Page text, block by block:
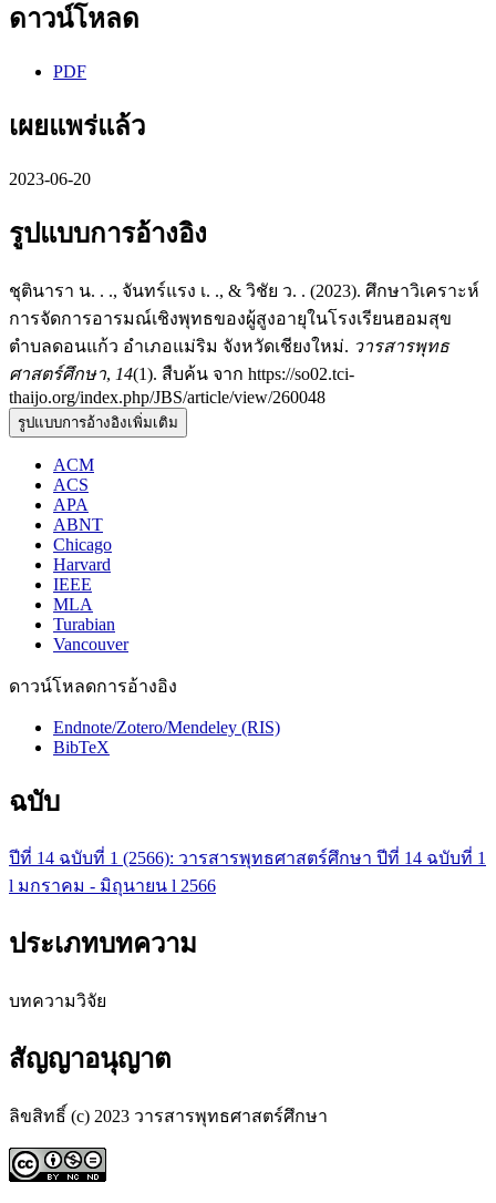
ดาวน์โหลด
PDF
เผยแพร่แล้ว
2023-06-20
รูปแบบการอ้างอิง
ชุตินารา น. . ., จันทร์แรง เ. ., & วิชัย ว. . (2023). ศึกษาวิเคราะห์
การจัดการอารมณ์เชิงพุทธของผู้สูงอายุในโรงเรียนฮอมสุข
ตำบลดอนแก้ว อำเภอแม่ริม จังหวัดเชียงใหม่. วารสารพุทธ
ศาสตร์ศึกษา, 14(1). สืบค้น จาก https://so02.tci-
thaijo.org/index.php/JBS/article/view/260048
รูปแบบการอ้างอิงเพิ่มเติม
ACM
ACS
APA
ABNT
Chicago
Harvard
IEEE
MLA
Turabian
Vancouver
ดาวน์โหลดการอ้างอิง
Endnote/Zotero/Mendeley (RIS)
BibTeX
ฉบับ
ปีที่ 14 ฉบับที่ 1 (2566): วารสารพุทธศาสตร์ศึกษา ปีที่ 14 ฉบับที่ 1
l มกราคม - มิถุนายน l 2566
ประเภทบทความ
บทความวิจัย
สัญญาอนุญาต
ลิขสิทธิ์ (c) 2023 วารสารพุทธศาสตร์ศึกษา